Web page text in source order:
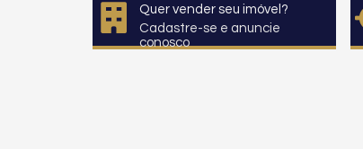
Quer vender seu imóvel?
Cadastre-se e anuncie
conosco